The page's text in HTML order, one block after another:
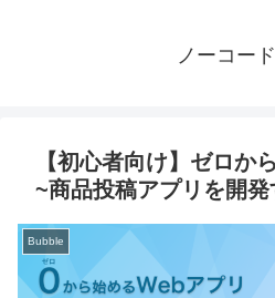
ノーコー
【初心者向け】ゼロか
~商品投稿アプリを開
Bubble